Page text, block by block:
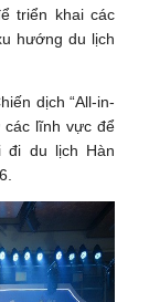
triển khai các
hướng du lịch
dịch “All-in-
các lĩnh vực để
đi du lịch Hàn